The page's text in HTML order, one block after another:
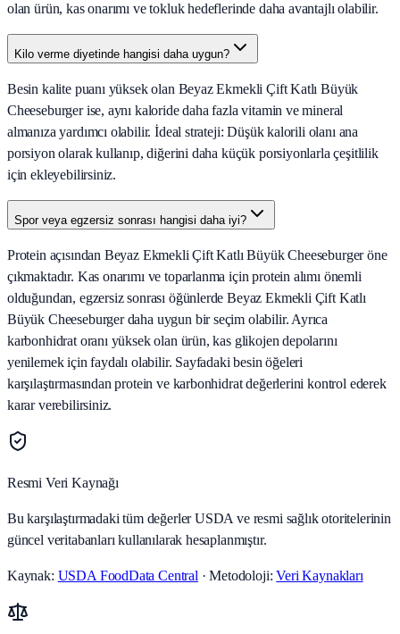
olan ürün, kas onarımı ve tokluk hedeflerinde daha avantajlı olabilir.
Kilo verme diyetinde hangisi daha uygun?
Besin kalite puanı yüksek olan Beyaz Ekmekli Çift Katlı Büyük
Cheeseburger ise, aynı kaloride daha fazla vitamin ve mineral
almanıza yardımcı olabilir. İdeal strateji: Düşük kalorili olanı ana
porsiyon olarak kullanıp, diğerini daha küçük porsiyonlarla çeşitlilik
için ekleyebilirsiniz.
Spor veya egzersiz sonrası hangisi daha iyi?
Protein açısından Beyaz Ekmekli Çift Katlı Büyük Cheeseburger öne
çıkmaktadır. Kas onarımı ve toparlanma için protein alımı önemli
olduğundan, egzersiz sonrası öğünlerde Beyaz Ekmekli Çift Katlı
Büyük Cheeseburger daha uygun bir seçim olabilir. Ayrıca
karbonhidrat oranı yüksek olan ürün, kas glikojen depolarını
yenilemek için faydalı olabilir. Sayfadaki besin öğeleri
karşılaştırmasından protein ve karbonhidrat değerlerini kontrol ederek
karar verebilirsiniz.
Resmi Veri Kaynağı
Bu karşılaştırmadaki tüm değerler USDA ve resmi sağlık otoritelerinin
güncel veritabanları kullanılarak hesaplanmıştır.
Kaynak: USDA FoodData Central · Metodoloji:Veri Kaynakları